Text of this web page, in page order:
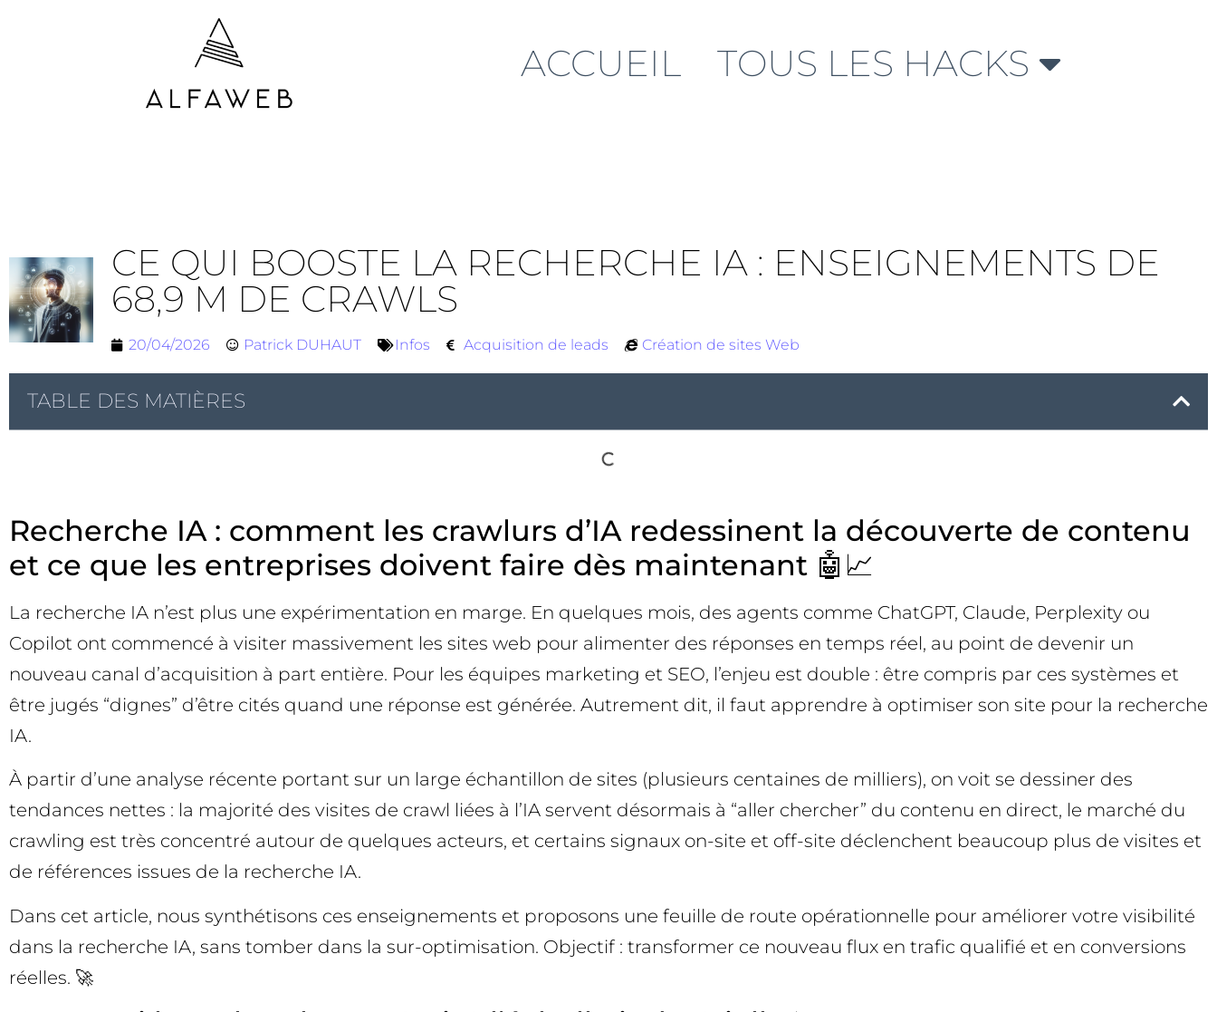
ACCUEIL TOUS LES HACKS
CE QUI BOOSTE LA RECHERCHE IA : ENSEIGNEMENTS DE
68,9 M DE CRAWLS
20/04/2026 Patrick DUHAUT Infos Acquisition de leads Création de sites Web
TABLE DES MATIÈRES
Recherche IA : comment les crawlurs d’IA redessinent la découverte de contenu
et ce que les entreprises doivent faire dès maintenant 🤖📈
La recherche IA n’est plus une expérimentation en marge. En quelques mois, des agents comme ChatGPT, Claude, Perplexity ou
Copilot ont commencé à visiter massivement les sites web pour alimenter des réponses en temps réel, au point de devenir un
nouveau canal d’acquisition à part entière. Pour les équipes marketing et SEO, l’enjeu est double : être compris par ces systèmes et
être jugés “dignes” d’être cités quand une réponse est générée. Autrement dit, il faut apprendre à optimiser son site pour la recherche
IA.
À partir d’une analyse récente portant sur un large échantillon de sites (plusieurs centaines de milliers), on voit se dessiner des
tendances nettes : la majorité des visites de crawl liées à l’IA servent désormais à “aller chercher” du contenu en direct, le marché du
crawling est très concentré autour de quelques acteurs, et certains signaux on-site et off-site déclenchent beaucoup plus de visites et
de références issues de la recherche IA.
Dans cet article, nous synthétisons ces enseignements et proposons une feuille de route opérationnelle pour améliorer votre visibilité
dans la recherche IA, sans tomber dans la sur-optimisation. Objectif : transformer ce nouveau flux en trafic qualifié et en conversions
réelles. 🚀